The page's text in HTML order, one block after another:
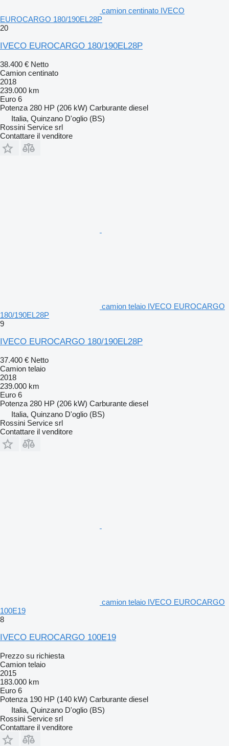
camion centinato IVECO
EUROCARGO 180/190EL28P
20
IVECO EUROCARGO 180/190EL28P
38.400 € Netto
Camion centinato
2018
239.000 km
Euro 6
Potenza 280 HP (206 kW) Carburante diesel
Italia, Quinzano D'oglio (BS)
Rossini Service srl
Contattare il venditore
camion telaio IVECO EUROCARGO
180/190EL28P
9
IVECO EUROCARGO 180/190EL28P
37.400 € Netto
Camion telaio
2018
239.000 km
Euro 6
Potenza 280 HP (206 kW) Carburante diesel
Italia, Quinzano D'oglio (BS)
Rossini Service srl
Contattare il venditore
camion telaio IVECO EUROCARGO
100E19
8
IVECO EUROCARGO 100E19
Prezzo su richiesta
Camion telaio
2015
183.000 km
Euro 6
Potenza 190 HP (140 kW) Carburante diesel
Italia, Quinzano D'oglio (BS)
Rossini Service srl
Contattare il venditore